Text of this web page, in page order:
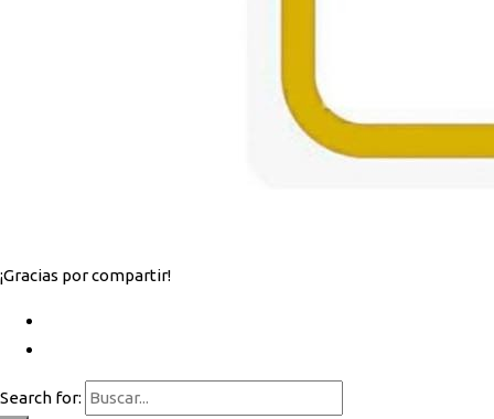
¡Gracias por compartir!
Search for: